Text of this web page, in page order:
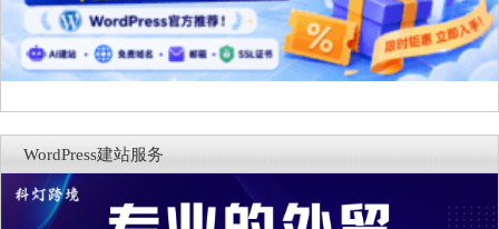
WordPress建站服务